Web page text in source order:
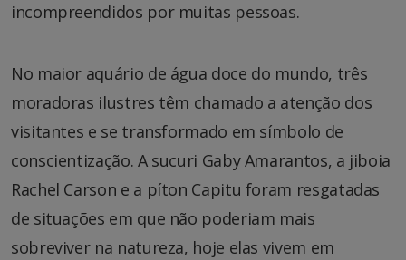
incompreendidos por muitas pessoas.
No maior aquário de água doce do mundo, três
moradoras ilustres têm chamado a atenção dos
visitantes e se transformado em símbolo de
conscientização. A sucuri Gaby Amarantos, a jiboia
Rachel Carson e a píton Capitu foram resgatadas
de situações em que não poderiam mais
sobreviver na natureza, hoje elas vivem em